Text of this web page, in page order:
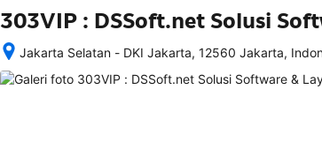
303VIP : DSSoft.net Solusi
Jakarta Selatan - DKI Jakarta, 12560 Jakarta,
memesan,